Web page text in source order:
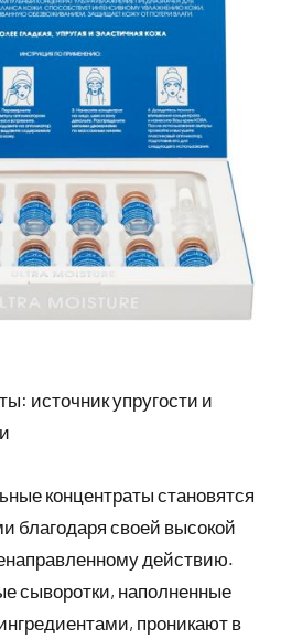
источник упругости и
концентраты становятся
благодаря своей высокой
действию.
сыворотки, наполненные
проникают в